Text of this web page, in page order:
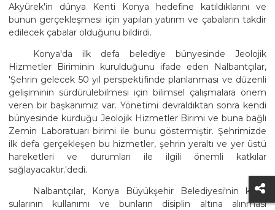
Akyürek'in dünya Kenti Konya hedefine katıldıklarını ve
bunun gerçekleşmesi için yapılan yatırım ve çabaların takdir
edilecek çabalar olduğunu bildirdi.
Konya'da ilk defa belediye bünyesinde Jeolojik
Hizmetler Biriminin kurulduğunu ifade eden Nalbantçılar,
'Şehrin gelecek 50 yıl perspektifinde planlanması ve düzenli
gelişiminin sürdürülebilmesi için bilimsel çalışmalara önem
veren bir başkanımız var. Yönetimi devraldıktan sonra kendi
bünyesinde kurduğu Jeolojik Hizmetler Birimi ve buna bağlı
Zemin Laboratuarı birimi ile bunu göstermiştir. Şehrimizde
ilk defa gerçekleşen bu hizmetler, şehrin yeraltı ve yer üstü
hareketleri ve durumları ile ilgili önemli katkılar
sağlayacaktır.'dedi.
Nalbantçılar, Konya Büyükşehir Belediyesi'nin kuyu
sularının kullanımı ve bunların disiplin altına alınması